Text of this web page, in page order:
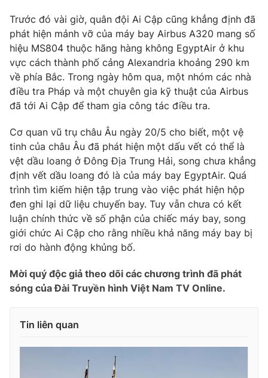
Thị trường
Tư vấn
Lịch phát sóng
Chuyên mục khác
Emagazine Podcast
Photo Infographic
Video Shorts video
VTV Money VTV Thể thao
VTV Sức khoẻ Bất động sản
Thị trường 24h Tấm lòng Việt
Liên hệ tòa soạn
Trước đó vài giờ, quân đội Ai Cập cũng khẳng định đã
phát hiện mảnh vỡ của máy bay Airbus A320 mang số
hiệu MS804 thuộc hãng hàng không EgyptAir ở khu
vực cách thành phố cảng Alexandria khoảng 290 km
về phía Bắc. Trong ngày hôm qua, một nhóm các nhà
điều tra Pháp và một chuyên gia kỹ thuật của Airbus
đã tới Ai Cập để tham gia công tác điều tra.
Cơ quan vũ trụ châu Âu ngày 20/5 cho biết, một vệ
tinh của châu Âu đã phát hiện một dấu vết có thể là
vệt dầu loang ở Đông Địa Trung Hải, song chưa khẳng
định vết dầu loang đó là của máy bay EgyptAir. Quá
trình tìm kiếm hiện tập trung vào việc phát hiện hộp
đen ghi lại dữ liệu chuyến bay. Tuy vẫn chưa có kết
luận chính thức về số phận của chiếc máy bay, song
giới chức Ai Cập cho rằng nhiều khả năng máy bay bị
rơi do hành động khủng bố.
Mời quý độc giả theo dõi các chương trình đã phát
sóng của Đài Truyền hình Việt Nam TV Online.
Tin liên quan